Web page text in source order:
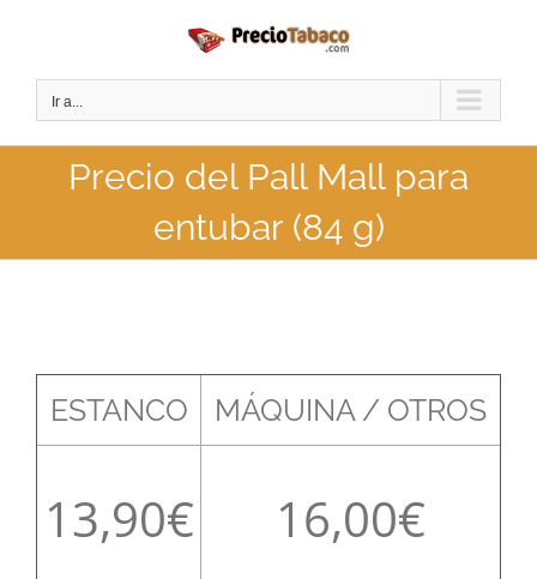
contenido
Ir a...
Precio del Pall Mall para
entubar (84 g)
ESTANCO MÁQUINA / OTROS
13,90 16,00